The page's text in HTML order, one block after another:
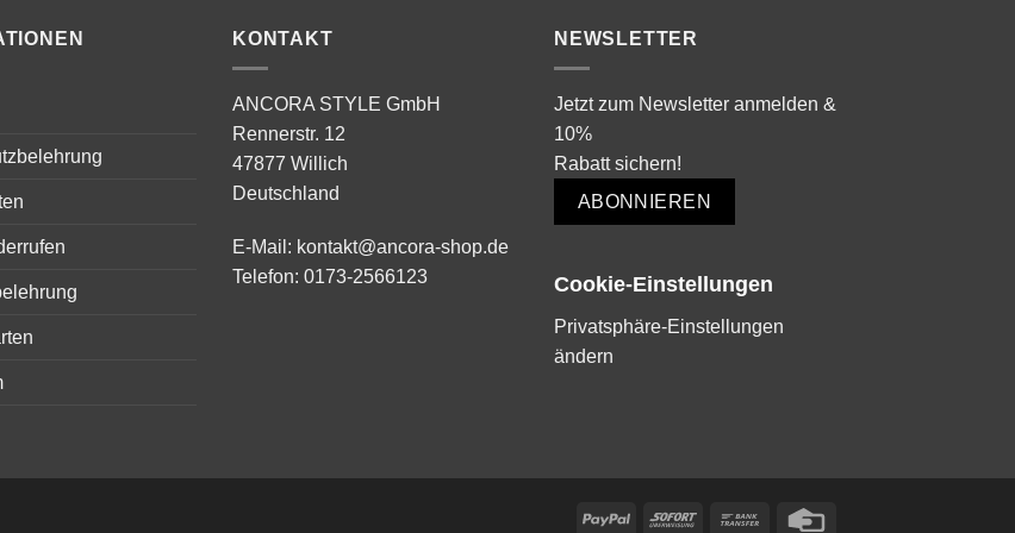
KONTAKT
ANCORA STYLE GmbH
Rennerstr. 12
47877 Willich
Deutschland
E-Mail: kontakt@ancora-shop.de
Telefon: 0173-2566123
NEWSLETTER
Jetzt zum Newsletter anmelden &
10%
Rabatt sichern!
ABONNIEREN
Cookie-Einstellungen
Privatsphäre-Einstellungen
ändern
PayPal Sofort Bank